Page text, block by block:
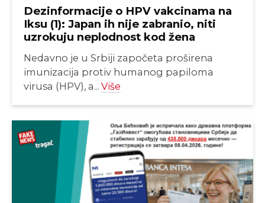
Dezinformacije o HPV vakcinama na
Iksu (1): Japan ih nije zabranio, niti
uzrokuju neplodnost kod žena
Nedavno je u Srbiji započeta proširena
imunizacija protiv humanog papiloma
virusa (HPV), a... Više